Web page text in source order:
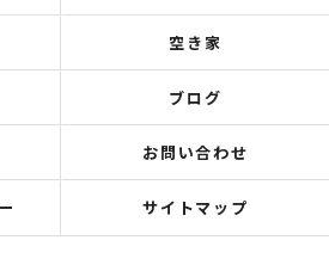
空き家
ブログ
お問い合わせ
サイトマップ